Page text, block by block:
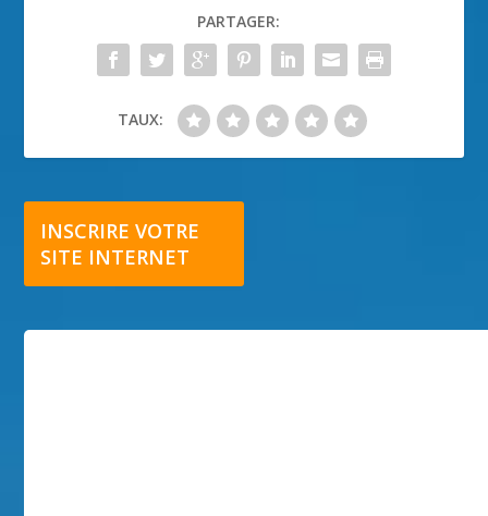
PARTAGER:
TAUX:
INSCRIRE VOTRE
SITE INTERNET